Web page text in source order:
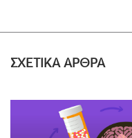
ΣΧΕΤΙΚΑ ΑΡΘΡΑ